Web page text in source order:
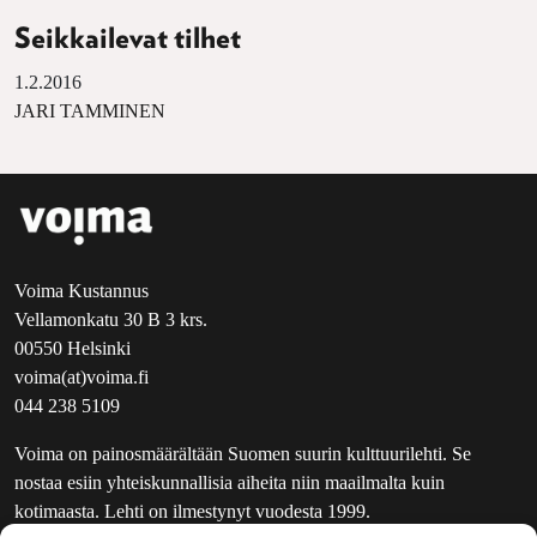
Seikkailevat tilhet
1.2.2016
JARI TAMMINEN
Voima Kustannus
Vellamonkatu 30 B 3 krs.
00550 Helsinki
voima(at)voima.fi
044 238 5109
Voima on painosmäärältään Suomen suurin kulttuurilehti. Se
nostaa esiin yhteiskunnallisia aiheita niin maailmalta kuin
kotimaasta. Lehti on ilmestynyt vuodesta 1999.